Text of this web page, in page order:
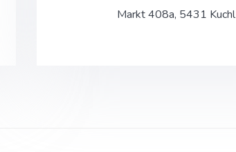
Markt 408a, 5431 Kuchl